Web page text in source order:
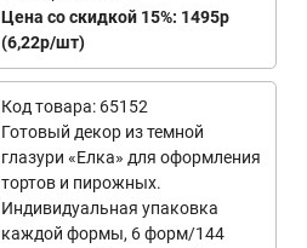
Цена со скидкой 15%: 1495р
(6,22р/шт)
Код товара: 65152
Готовый декор из темной
глазури «Елка» для оформления
тортов и пирожных.
Индивидуальная упаковка
каждой формы, 6 форм/144